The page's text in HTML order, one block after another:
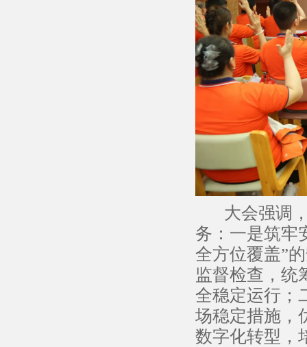
大会强调，
务：一是筑牢
全方位覆盖”
监督检查，统
全稳定运行；
场稳定措施，
数字化转型，